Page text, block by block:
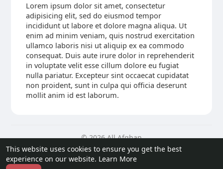
This website uses cookies to ensure you get the best
experience on our website. Learn More
Lorem ipsum dolor sit amet, consectetur
adipisicing elit, sed do eiusmod tempor
incididunt ut labore et dolore magna aliqua. Ut
enim ad minim veniam, quis nostrud exercitation
ullamco laboris nisi ut aliquip ex ea commodo
consequat. Duis aute irure dolor in reprehenderit
in voluptate velit esse cillum dolore eu fugiat
nulla pariatur. Excepteur sint occaecat cupidatat
non proident, sunt in culpa qui officia deserunt
mollit anim id est laborum.
© 2026 All Afghan
Home
About Contact Us Privacy Policy
Terms of Use
Request a Refund